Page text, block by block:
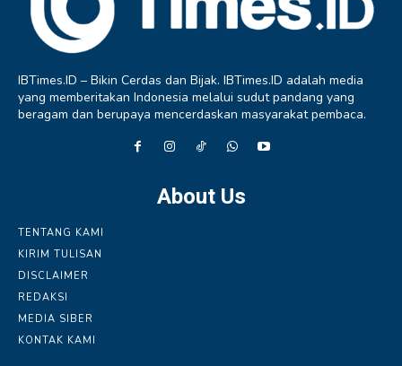
IBTimes.ID – Bikin Cerdas dan Bijak. IBTimes.ID adalah media
yang memberitakan Indonesia melalui sudut pandang yang
beragam dan berupaya mencerdaskan masyarakat pembaca.
About Us
TENTANG KAMI
KIRIM TULISAN
DISCLAIMER
REDAKSI
MEDIA SIBER
KONTAK KAMI